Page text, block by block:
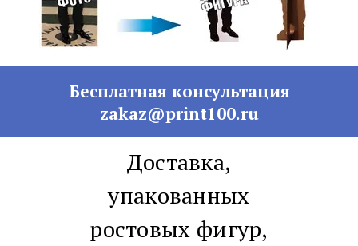
Бесплатная консультация
zakaz@print100.ru
Доставка,
упакованных
ростовых фигур,